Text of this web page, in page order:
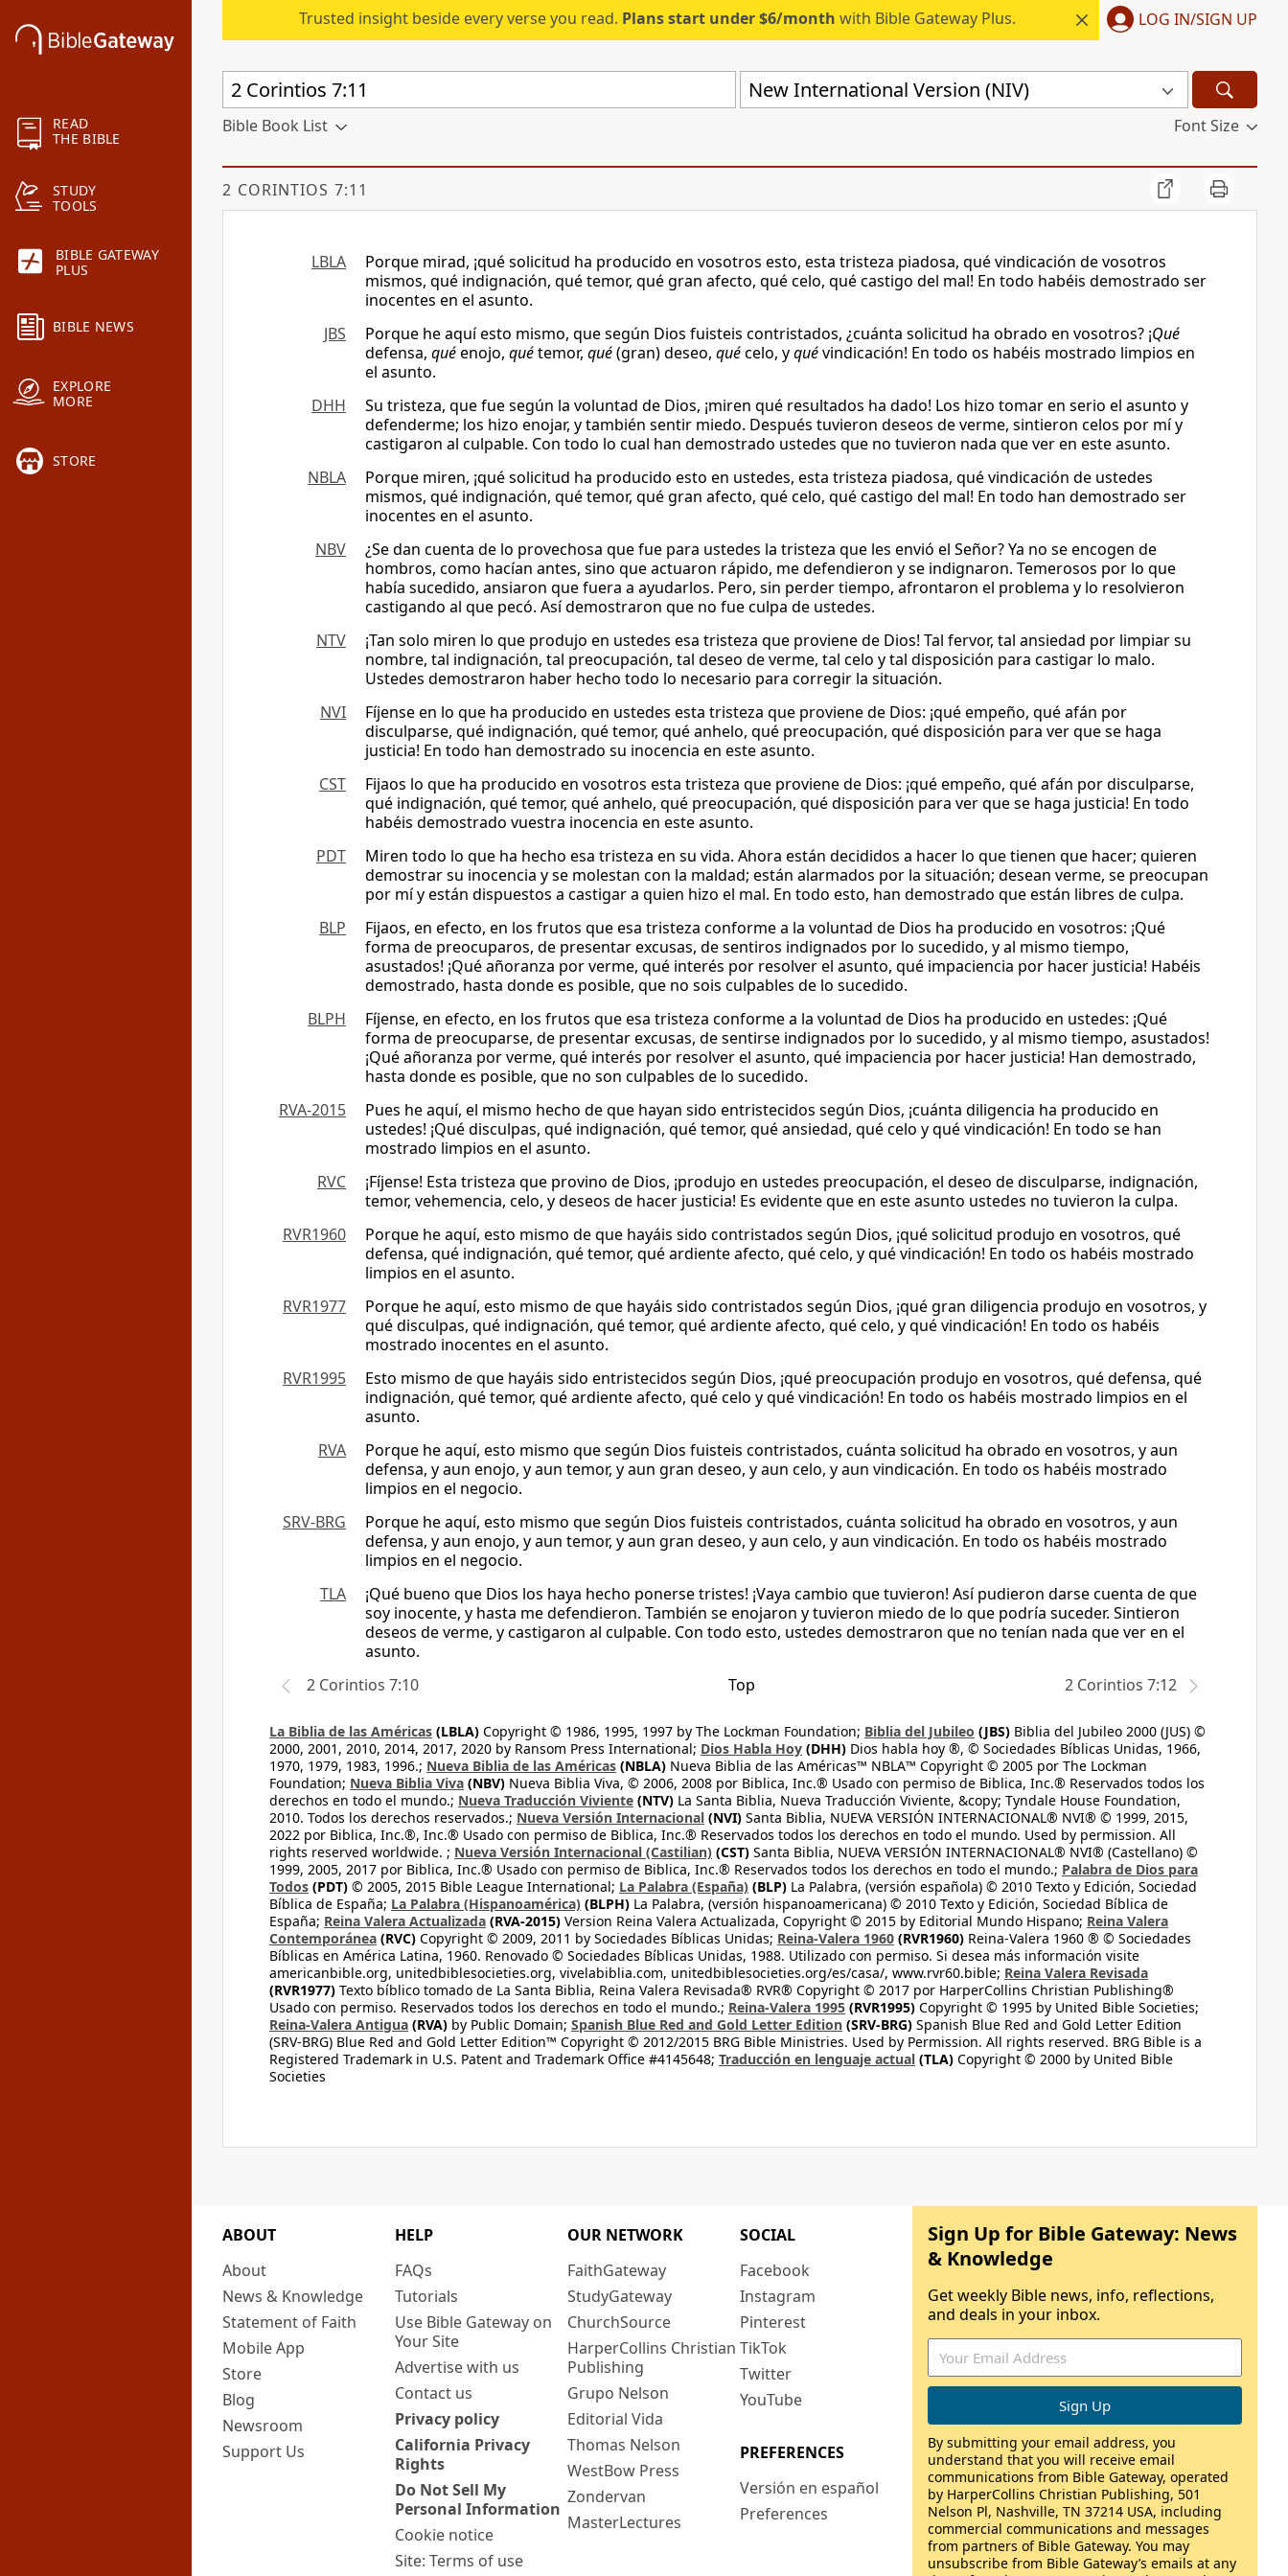
READ
THE BIBLE
STUDY
TOOLS
BIBLE GATEWAY
PLUS
BIBLE NEWS
EXPLORE
MORE
STORE
Trusted insight beside every verse you read. Plans start under $6/month with Bible Gateway Plus. LOG IN/SIGN UP
New International Version (NIV)
Bible Book List Font Size
2 CORINTIOS 7:11
LBLA
Porque mirad, ¡qué solicitud ha producido en vosotros esto, esta tristeza piadosa, qué vindicación de vosotros
mismos, qué indignación, qué temor, qué gran afecto, qué celo, qué castigo del mal! En todo habéis demostrado ser
inocentes en el asunto.
JBS
Porque he aquí esto mismo, que según Dios fuisteis contristados, ¿cuánta solicitud ha obrado en vosotros? ¡Qué
defensa, quéenojo, quétemor, qué(gran) deseo, quécelo, yquévindicación! En todo os habéis mostrado limpios en
el asunto.
DHH
Su tristeza, que fue según la voluntad de Dios, ¡miren qué resultados ha dado! Los hizo tomar en serio el asunto y
defenderme; los hizo enojar, y también sentir miedo. Después tuvieron deseos de verme, sintieron celos por mí y
castigaron al culpable. Con todo lo cual han demostrado ustedes que no tuvieron nada que ver en este asunto.
NBLA
Porque miren, ¡qué solicitud ha producido esto en ustedes, esta tristeza piadosa, qué vindicación de ustedes
mismos, qué indignación, qué temor, qué gran afecto, qué celo, qué castigo del mal! En todo han demostrado ser
inocentes en el asunto.
NBV
¿Se dan cuenta de lo provechosa que fue para ustedes la tristeza que les envió el Señor? Ya no se encogen de
hombros, como hacían antes, sino que actuaron rápido, me defendieron y se indignaron. Temerosos por lo que
había sucedido, ansiaron que fuera a ayudarlos. Pero, sin perder tiempo, afrontaron el problema y lo resolvieron
castigando al que pecó. Así demostraron que no fue culpa de ustedes.
NTV
¡Tan solo miren lo que produjo en ustedes esa tristeza que proviene de Dios! Tal fervor, tal ansiedad por limpiar su
nombre, tal indignación, tal preocupación, tal deseo de verme, tal celo y tal disposición para castigar lo malo.
Ustedes demostraron haber hecho todo lo necesario para corregir la situación.
NVI
Fíjense en lo que ha producido en ustedes esta tristeza que proviene de Dios: ¡qué empeño, qué afán por
disculparse, qué indignación, qué temor, qué anhelo, qué preocupación, qué disposición para ver que se haga
justicia! En todo han demostrado su inocencia en este asunto.
CST
Fijaos lo que ha producido en vosotros esta tristeza que proviene de Dios: ¡qué empeño, qué afán por disculparse,
qué indignación, qué temor, qué anhelo, qué preocupación, qué disposición para ver que se haga justicia! En todo
habéis demostrado vuestra inocencia en este asunto.
PDT
Miren todo lo que ha hecho esa tristeza en su vida. Ahora están decididos a hacer lo que tienen que hacer; quieren
demostrar su inocencia y se molestan con la maldad; están alarmados por la situación; desean verme, se preocupan
por mí y están dispuestos a castigar a quien hizo el mal. En todo esto, han demostrado que están libres de culpa.
BLP
Fijaos, en efecto, en los frutos que esa tristeza conforme a la voluntad de Dios ha producido en vosotros: ¡Qué
forma de preocuparos, de presentar excusas, de sentiros indignados por lo sucedido, y al mismo tiempo,
asustados! ¡Qué añoranza por verme, qué interés por resolver el asunto, qué impaciencia por hacer justicia! Habéis
demostrado, hasta donde es posible, que no sois culpables de lo sucedido.
BLPH
Fíjense, en efecto, en los frutos que esa tristeza conforme a la voluntad de Dios ha producido en ustedes: ¡Qué
forma de preocuparse, de presentar excusas, de sentirse indignados por lo sucedido, y al mismo tiempo, asustados!
¡Qué añoranza por verme, qué interés por resolver el asunto, qué impaciencia por hacer justicia! Han demostrado,
hasta donde es posible, que no son culpables de lo sucedido.
RVA-2015
Pues he aquí, el mismo hecho de que hayan sido entristecidos según Dios, ¡cuánta diligencia ha producido en
ustedes! ¡Qué disculpas, qué indignación, qué temor, qué ansiedad, qué celo y qué vindicación! En todo se han
mostrado limpios en el asunto.
RVC
¡Fíjense! Esta tristeza que provino de Dios, ¡produjo en ustedes preocupación, el deseo de disculparse, indignación,
temor, vehemencia, celo, y deseos de hacer justicia! Es evidente que en este asunto ustedes no tuvieron la culpa.
RVR1960
Porque he aquí, esto mismo de que hayáis sido contristados según Dios, ¡qué solicitud produjo en vosotros, qué
defensa, qué indignación, qué temor, qué ardiente afecto, qué celo, y qué vindicación! En todo os habéis mostrado
limpios en el asunto.
RVR1977
Porque he aquí, esto mismo de que hayáis sido contristados según Dios, ¡qué gran diligencia produjo en vosotros, y
qué disculpas, qué indignación, qué temor, qué ardiente afecto, qué celo, y qué vindicación! En todo os habéis
mostrado inocentes en el asunto.
RVR1995
Esto mismo de que hayáis sido entristecidos según Dios, ¡qué preocupación produjo en vosotros, qué defensa, qué
indignación, qué temor, qué ardiente afecto, qué celo y qué vindicación! En todo os habéis mostrado limpios en el
asunto.
RVA
Porque he aquí, esto mismo que según Dios fuisteis contristados, cuánta solicitud ha obrado en vosotros, y aun
defensa, y aun enojo, y aun temor, y aun gran deseo, y aun celo, y aun vindicación. En todo os habéis mostrado
limpios en el negocio.
SRV-BRG
Porque he aquí, esto mismo que según Dios fuisteis contristados, cuánta solicitud ha obrado en vosotros, y aun
defensa, y aun enojo, y aun temor, y aun gran deseo, y aun celo, y aun vindicación. En todo os habéis mostrado
limpios en el negocio.
TLA
¡Qué bueno que Dios los haya hecho ponerse tristes! ¡Vaya cambio que tuvieron! Así pudieron darse cuenta de que
soy inocente, y hasta me defendieron. También se enojaron y tuvieron miedo de lo que podría suceder. Sintieron
deseos de verme, y castigaron al culpable. Con todo esto, ustedes demostraron que no tenían nada que ver en el
asunto.
2 Corintios 7:10
Top 2 Corintios 7:12
La Biblia de las Américas (LBLA) Copyright © 1986, 1995, 1997 by The Lockman Foundation; Biblia del Jubileo (JBS) Biblia del Jubileo 2000 (JUS) ©
2000, 2001, 2010, 2014, 2017, 2020 by Ransom Press International; Dios Habla Hoy (DHH) Dios habla hoy ®, © Sociedades Bíblicas Unidas, 1966,
1970, 1979, 1983, 1996.; Nueva Biblia de las Américas (NBLA) Nueva Biblia de las Américas™ NBLA™ Copyright © 2005 por The Lockman
Foundation; Nueva Biblia Viva (NBV) Nueva Biblia Viva, © 2006, 2008 por Biblica, Inc.® Usado con permiso de Biblica, Inc.® Reservados todos los
derechos en todo el mundo.; Nueva Traducción Viviente (NTV) La Santa Biblia, Nueva Traducción Viviente, &copy; Tyndale House Foundation,
2010. Todos los derechos reservados.; Nueva Versión Internacional (NVI) Santa Biblia, NUEVA VERSIÓN INTERNACIONAL® NVI® © 1999, 2015,
2022 por Biblica, Inc.®, Inc.® Usado con permiso de Biblica, Inc.® Reservados todos los derechos en todo el mundo. Used by permission. All
rights reserved worldwide. ; Nueva Versión Internacional (Castilian) (CST) Santa Biblia, NUEVA VERSIÓN INTERNACIONAL® NVI® (Castellano) ©
1999, 2005, 2017 por Biblica, Inc.® Usado con permiso de Biblica, Inc.® Reservados todos los derechos en todo el mundo.; Palabra de Dios para
Todos (PDT) © 2005, 2015 Bible League International; La Palabra (España) (BLP) La Palabra, (versión española) © 2010 Texto y Edición, Sociedad
Bíblica de España; La Palabra (Hispanoamérica) (BLPH) La Palabra, (versión hispanoamericana) © 2010 Texto y Edición, Sociedad Bíblica de
España; Reina Valera Actualizada (RVA-2015) Version Reina Valera Actualizada, Copyright © 2015 by Editorial Mundo Hispano; Reina Valera
Contemporánea (RVC) Copyright © 2009, 2011 by Sociedades Bíblicas Unidas; Reina-Valera 1960 (RVR1960) Reina-Valera 1960 ® © Sociedades
Bíblicas en América Latina, 1960. Renovado © Sociedades Bíblicas Unidas, 1988. Utilizado con permiso. Si desea más información visite
americanbible.org, unitedbiblesocieties.org, vivelabiblia.com, unitedbiblesocieties.org/es/casa/, www.rvr60.bible; Reina Valera Revisada
(RVR1977) Texto bíblico tomado de La Santa Biblia, Reina Valera Revisada® RVR® Copyright © 2017 por HarperCollins Christian Publishing®
Usado con permiso. Reservados todos los derechos en todo el mundo.; Reina-Valera 1995 (RVR1995) Copyright © 1995 by United Bible Societies;
Reina-Valera Antigua (RVA) by Public Domain; Spanish Blue Red and Gold Letter Edition (SRV-BRG) Spanish Blue Red and Gold Letter Edition
(SRV-BRG) Blue Red and Gold Letter Edition™ Copyright © 2012/2015 BRG Bible Ministries. Used by Permission. All rights reserved. BRG Bible is a
Registered Trademark in U.S. Patent and Trademark Office #4145648; Traducción en lenguaje actual (TLA) Copyright © 2000 by United Bible
Societies
ABOUT
About
News & Knowledge
Statement of Faith
Mobile App
Store
Blog
Newsroom
Support Us
HELP
FAQs
Tutorials
Use Bible Gateway on
Your Site
Advertise with us
Contact us
Privacy policy
California Privacy
Rights
Do Not Sell My
Personal Information
Cookie notice
Site: Terms of use
OUR NETWORK
FaithGateway
StudyGateway
ChurchSource
HarperCollins Christian
Publishing
Grupo Nelson
Editorial Vida
Thomas Nelson
WestBow Press
Zondervan
MasterLectures
SOCIAL
Facebook
Instagram
Pinterest
TikTok
Twitter
YouTube
PREFERENCES
Versión en español
Preferences
Sign Up for Bible Gateway: News
& Knowledge
Get weekly Bible news, info, reflections,
and deals in your inbox.
By submitting your email address, you
understand that you will receive email
communications from Bible Gateway, operated
by HarperCollins Christian Publishing, 501
Nelson Pl, Nashville, TN 37214 USA, including
commercial communications and messages
from partners of Bible Gateway. You may
unsubscribe from Bible Gateway’s emails at any